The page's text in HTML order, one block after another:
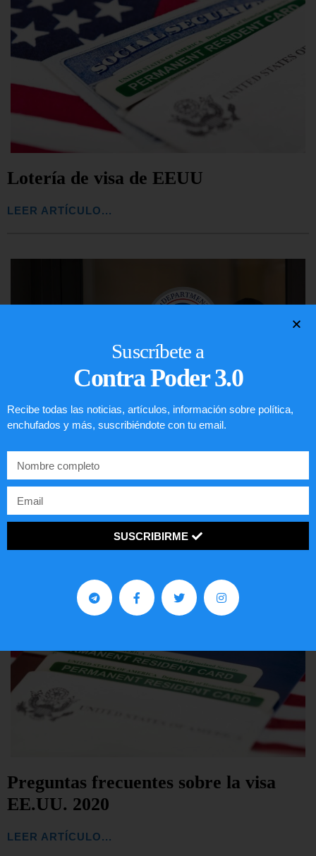
Lotería de visa de EEUU
LEER ARTÍCULO...
Comunistas no son bienvenidos en
EE.UU.
LEER ARTÍCULO...
Preguntas frecuentes sobre la visa
EE.UU. 2020
LEER ARTÍCULO...
Suscríbete a
Contra Poder 3.0
Recibe todas las noticias, artículos, información sobre política,
enchufados y más, suscribiéndote con tu email.
SUSCRIBIRME